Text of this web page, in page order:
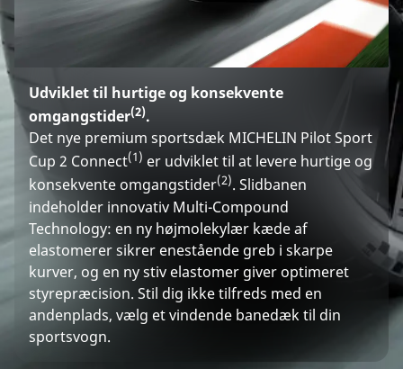
Udviklet til hurtige og konsekvente
omgangstider(2).
Det nye premium sportsdæk MICHELIN Pilot Sport
Cup 2 Connect(1) er udviklet til at levere hurtige og
konsekvente omgangstider(2). Slidbanen
indeholder innovativ Multi-Compound
Technology: en ny højmolekylær kæde af
elastomerer sikrer enestående greb i skarpe
kurver, og en ny stiv elastomer giver optimeret
styrepræcision. Stil dig ikke tilfreds med en
andenplads, vælg et vindende banedæk til din
sportsvogn.